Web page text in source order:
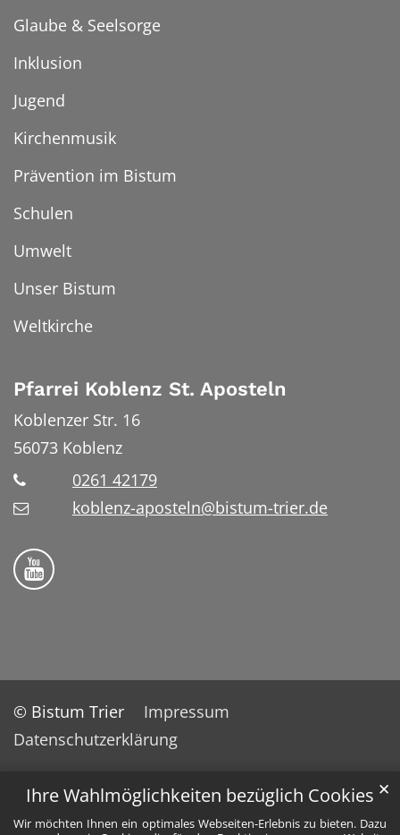
Ihre Wahlmöglichkeiten bezüglich Cookies
Wir möchten Ihnen ein optimales Webseiten-Erlebnis zu bieten. Dazu
✕
Glaube & Seelsorge
Inklusion
Jugend
Kirchenmusik
Prävention im Bistum
Schulen
Umwelt
Unser Bistum
Weltkirche
Pfarrei Koblenz St. Aposteln
Koblenzer Str. 16
56073 Koblenz
0261 42179
koblenz-aposteln@bistum-trier.de
Bistum Trier auf YouTube
© Bistum Trier
Impressum
Datenschutzerklärung